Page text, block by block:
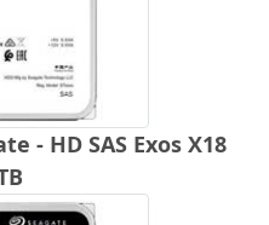
- HD SAS Exos X18